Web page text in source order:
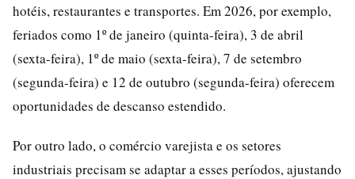
hotéis, restaurantes e transportes. Em 2026, por exemplo,
feriados como 1º de janeiro (quinta-feira), 3 de abril
(sexta-feira), 1º de maio (sexta-feira), 7 de setembro
(segunda-feira) e 12 de outubro (segunda-feira) oferecem
oportunidades de descanso estendido.
Por outro lado, o comércio varejista e os setores
industriais precisam se adaptar a esses períodos, ajustando